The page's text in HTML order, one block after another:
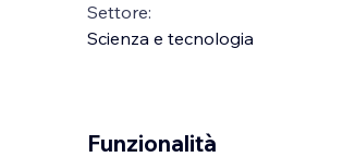
Settore:
Scienza e tecnologia
Funzionalità